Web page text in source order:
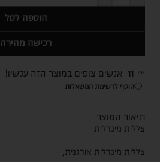
הוספה לסל
רכישה מהירה
11 אנשים צופים במוצר הזה עכשיו!
הוסף לרשימת המשאלות
תיאור המוצר
צללית מינרלית
צללית מינרלית אורגנית,